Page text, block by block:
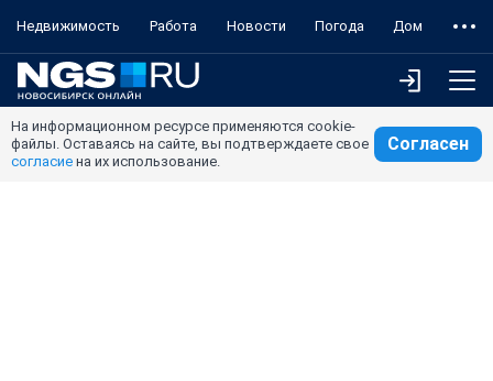
Недвижимость Работа Новости Погода Дом
На информационном ресурсе применяются cookie-
файлы. Оставаясь на сайте, вы подтверждаете свое
согласие на их использование.
Согласен